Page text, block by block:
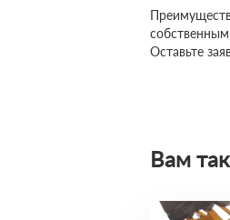
Оставьте
Вам